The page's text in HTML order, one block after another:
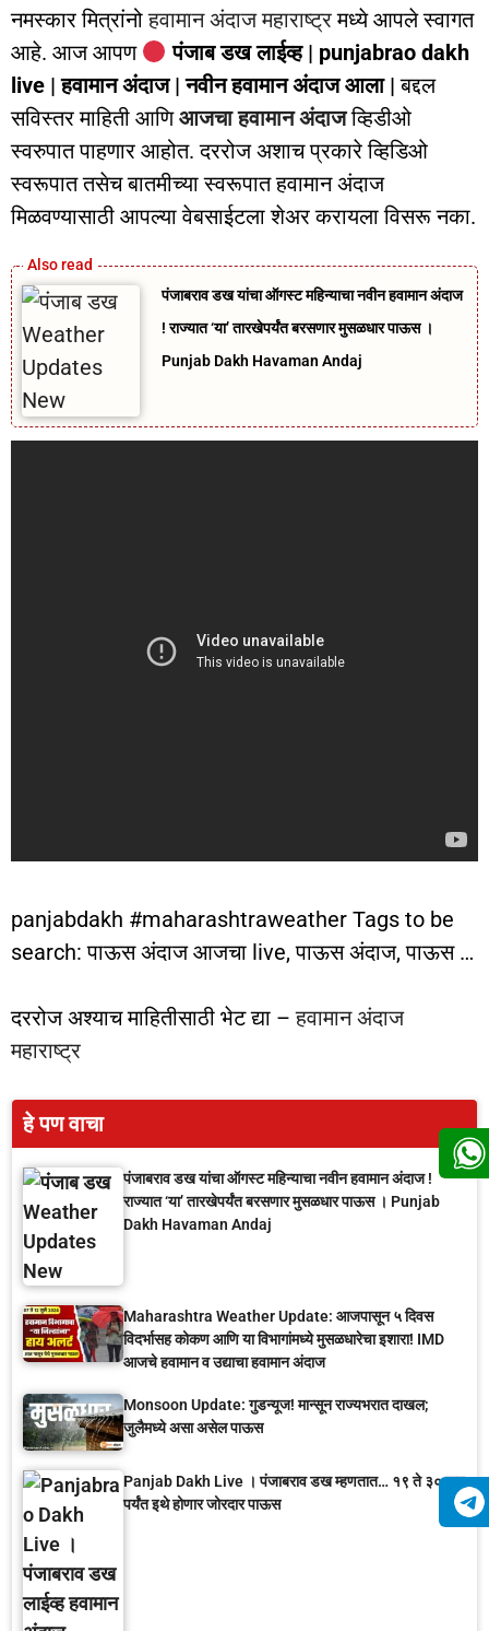
नमस्कार मित्रांनोहवामान अंदाज महाराष्ट्रमध्ये आपले स्वागत
आहे. आज आपण
पंजाब डख लाईव्ह | punjabrao dakh
live | हवामान अंदाज | नवीन हवामान अंदाज आला | बद्दल
सविस्तर माहिती आणिआजचा हवामान अंदाजव्हिडीओ
स्वरुपात पाहणार आहोत. दररोज अशाच प्रकारे व्हिडिओ
स्वरूपात तसेच बातमीच्या स्वरूपात हवामान अंदाज
मिळवण्यासाठी आपल्या वेबसाईटला शेअर करायला विसरू नका.
पंजाबराव डख यांचा ऑगस्ट महिन्याचा नवीन हवामान अंदाज
! राज्यात ‘या’ तारखेपर्यंत बरसणार मुसळधार पाऊस ।
Punjab Dakh Havaman Andaj
panjabdakh #maharashtraweather Tags to be
search: पाऊस अंदाज आजचा live, पाऊस अंदाज, पाऊस …
दररोज अश्याच माहितीसाठी भेट द्या –हवामान अंदाज
महाराष्ट्र
हे पण वाचा
पंजाबराव डख यांचा ऑगस्ट महिन्याचा नवीन हवामान अंदाज !
राज्यात ‘या’ तारखेपर्यंत बरसणार मुसळधार पाऊस । Punjab
Dakh Havaman Andaj
Maharashtra Weather Update: आजपासून ५ दिवस
विदर्भासह कोकण आणि या विभागांमध्ये मुसळधारेचा इशारा! IMD
आजचे हवामान व उद्याचा हवामान अंदाज
Monsoon Update: गुडन्यूज! मान्सून राज्यभरात दाखल;
जुलैमध्ये असा असेल पाऊस
Panjab Dakh Live । पंजाबराव डख म्हणतात… १९ ते ३० जून
पर्यंत इथे होणार जोरदार पाऊस